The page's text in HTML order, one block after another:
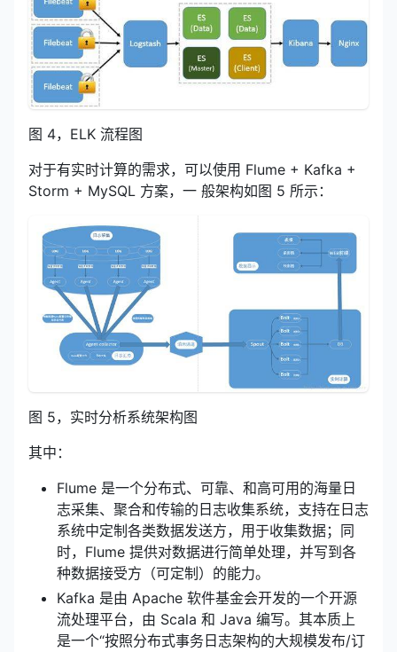
图 4，ELK 流程图
对于有实时计算的需求，可以使用 Flume + Kafka +
Storm + MySQL 方案，一 般架构如图 5 所示：
图 5，实时分析系统架构图
其中：
Flume 是一个分布式、可靠、和高可用的海量日
志采集、聚合和传输的日志收集系统，支持在日志
系统中定制各类数据发送方，用于收集数据；同
时，Flume 提供对数据进行简单处理，并写到各
种数据接受方（可定制）的能力。
Kafka 是由 Apache 软件基金会开发的一个开源
流处理平台，由 Scala 和 Java 编写。其本质上
是一个“按照分布式事务日志架构的大规模发布/订